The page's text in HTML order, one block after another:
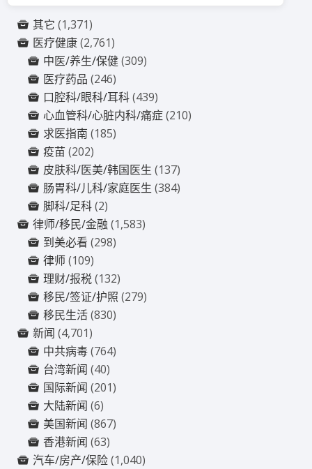
其它 (1,371)
医疗健康(2,761)
中医/养生/保健(309)
医疗药品 (246)
口腔科/眼科/耳科(439)
心血管科/心脏内科/痛症(210)
求医指南 (185)
疫苗 (202)
皮肤科/医美/韩国医生 (137)
肠胃科/儿科/家庭医生 (384)
脚科/足科(2)
律师/移民/金融 (1,583)
到美必看 (298)
律师(109)
理财/报税(132)
移民/签证/护照 (279)
移民生活(830)
新闻 (4,701)
中共病毒(764)
台湾新闻 (40)
国际新闻 (201)
大陆新闻 (6)
美国新闻 (867)
香港新闻 (63)
汽车/房产/保险(1,040)